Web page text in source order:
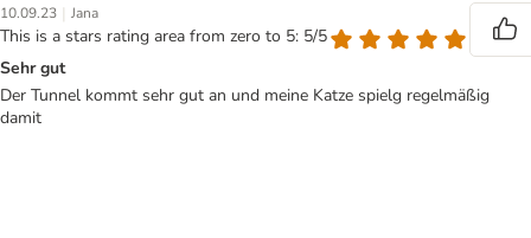
10.09.23 | Jana
This is a stars rating area from zero to 5: 5/5
Sehr gut
Der Tunnel kommt sehr gut an und meine Katze spielg regelmäßig
damit